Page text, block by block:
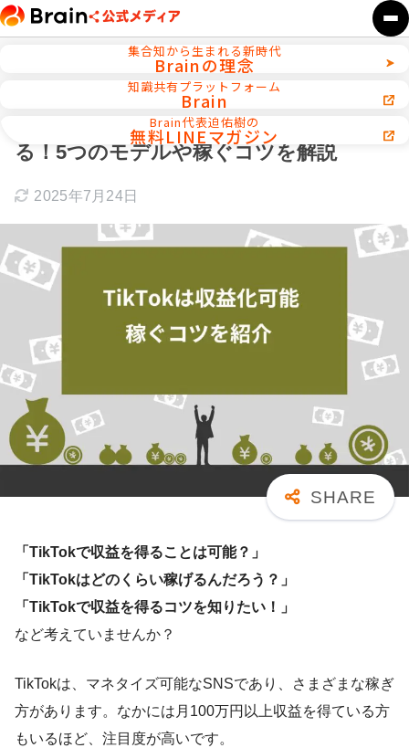
集合知から生まれる新時代
Brainの理念
知識共有プラットフォーム
Brain
Brain代表迫佑樹の
無料LINEマガジン
【月100万円も可】TikTokは収益化でき
る！5つのモデルや稼ぐコツを解説
2025年7月24日
「TikTokで収益を得ることは可能？」
「TikTokはどのくらい稼げるんだろう？」
「TikTokで収益を得るコツを知りたい！」
など考えていませんか？
TikTokは、マネタイズ可能なSNSであり、さまざまな稼ぎ
方があります。なかには月100万円以上収益を得ている方
もいるほど、注目度が高いです。